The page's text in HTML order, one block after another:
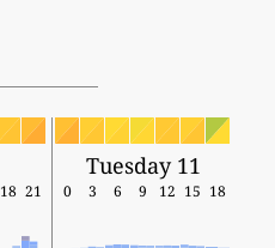
Tuesday 11
18 21 0 3 6 9 12 15 18